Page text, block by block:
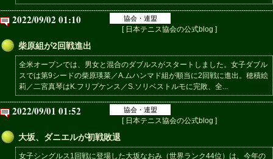
2022/09/02 01:10 協会・連盟
[ 日本テニス協会の公式blog ]
柴原組が2回戦進出
全米オープンでは、男女と混合のダブルスがスタートしました。女子ダブル
スでは第9シードの柴原瑛菜／A.ムハンマド組が順当に2回戦に進出。穂積絵
莉／二宮真琴はK.フリプケンス／S.ソリベストルモに完敗、全...
2022/09/01 01:52 協会・連盟
[ 日本テニス協会の公式blog ]
大坂、ダニエルが初戦敗退
女子シングルス1回戦に登場した大坂なおみ（世界ランク44位）は、今年の